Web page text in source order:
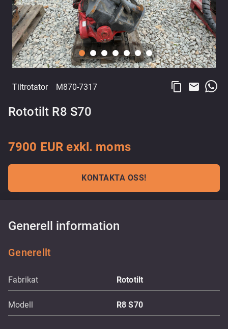
Tiltrotator M870-7317 content_copy email
Rototilt R8 S70
7900 EUR exkl. moms
KONTAKTA OSS!
Generell information
Generellt
Fabrikat Rototilt
Modell R8 S70